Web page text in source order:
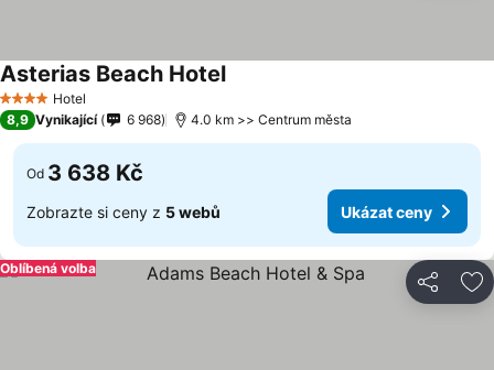
4 Počet hvězdiček
Hotel
Asterias Beach HotelUkázat ceny
8,9 Vynikající 6 968 4.0 km >> Centrum města
Od 3 638 Kč
Zobrazte si ceny z 5 webů Ukázat ceny
Sdílet
Oblíbená volba